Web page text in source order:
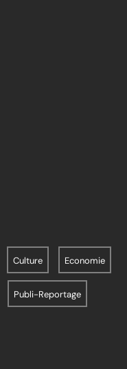
Culture Economie
Publi-Reportage